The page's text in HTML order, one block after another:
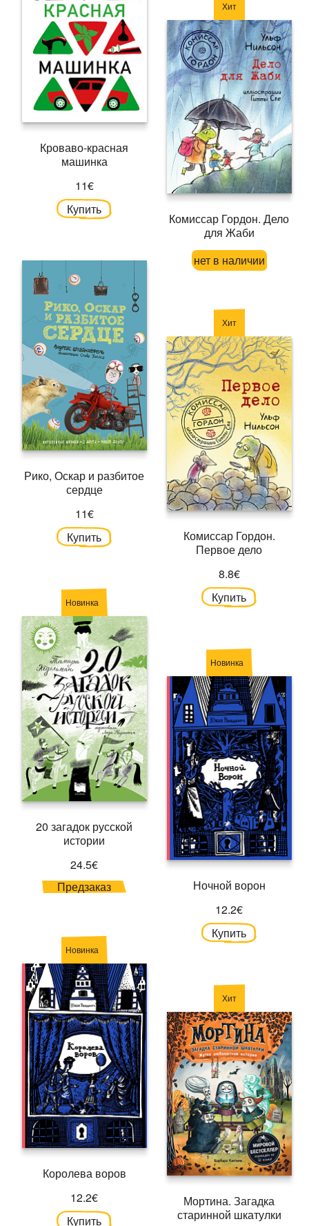
Кроваво-красная
машинка
11€
Купить
Хит
Комиссар Гордон. Дело
для Жаби
нет в наличии
Рико, Оскар и разбитое
сердце
11€
Купить
Хит
Комиссар Гордон.
Первое дело
8.8€
Купить
Новинка
20 загадок русской
истории
24.5€
Предзаказ
Новинка
Ночной ворон
12.2€
Купить
Новинка
Королева воров
12.2€
Купить
Хит
Мортина. Загадка
старинной шкатулки